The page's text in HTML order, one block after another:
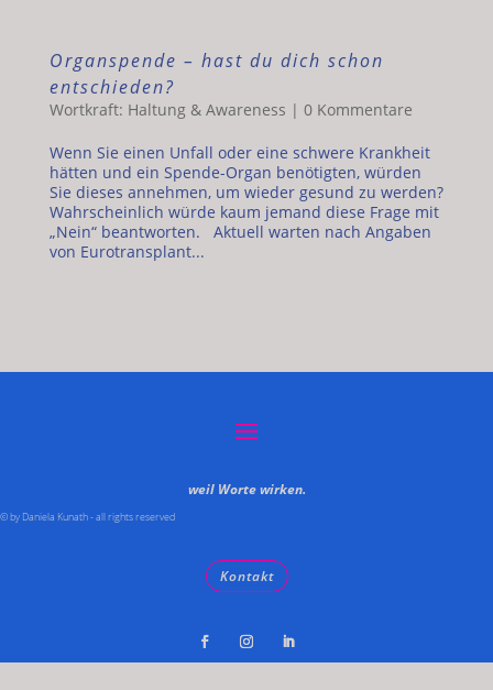
Organspende – hast du dich schon
entschieden?
Wortkraft: Haltung & Awareness | 0 Kommentare
Wenn Sie einen Unfall oder eine schwere Krankheit
hätten und ein Spende-Organ benötigten, würden
Sie dieses annehmen, um wieder gesund zu werden?
Wahrscheinlich würde kaum jemand diese Frage mit
„Nein“ beantworten. Aktuell warten nach Angaben
von Eurotransplant...
weil Worte wirken.
© by Daniela Kunath - all rights reserved
Kontakt